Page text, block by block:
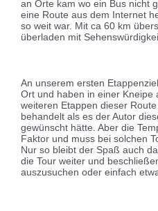
an Orte kam wo ein Bus nicht
eine Route aus dem Internet
so weit war. Mit ca 60 km
überladen mit
An unserem ersten
Ort und haben in einer Kneipe
weiteren Etappen dieser
behandelt als es der Autor
gewünscht hätte. Aber die
Faktor und muss bei solchen
Nur so bleibt der Spaß auch
die Tour weiter und
auszusuchen oder einfach